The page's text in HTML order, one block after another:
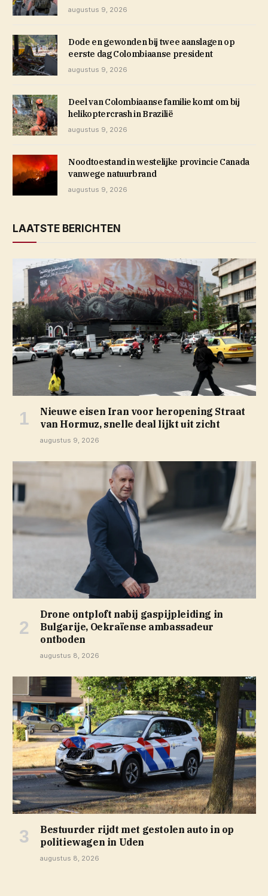
augustus 9, 2026
Dode en gewonden bij twee aanslagen op
eerste dag Colombiaanse president
augustus 9, 2026
Deel van Colombiaanse familie komt om bij
helikoptercrash in Brazilië
augustus 9, 2026
Noodtoestand in westelijke provincie Canada
vanwege natuurbrand
augustus 9, 2026
LAATSTE BERICHTEN
Nieuwe eisen Iran voor heropening Straat
van Hormuz, snelle deal lijkt uit zicht
augustus 9, 2026
Drone ontploft nabij gaspijpleiding in
Bulgarije, Oekraïense ambassadeur
ontboden
augustus 8, 2026
Bestuurder rijdt met gestolen auto in op
politiewagen in Uden
augustus 8, 2026